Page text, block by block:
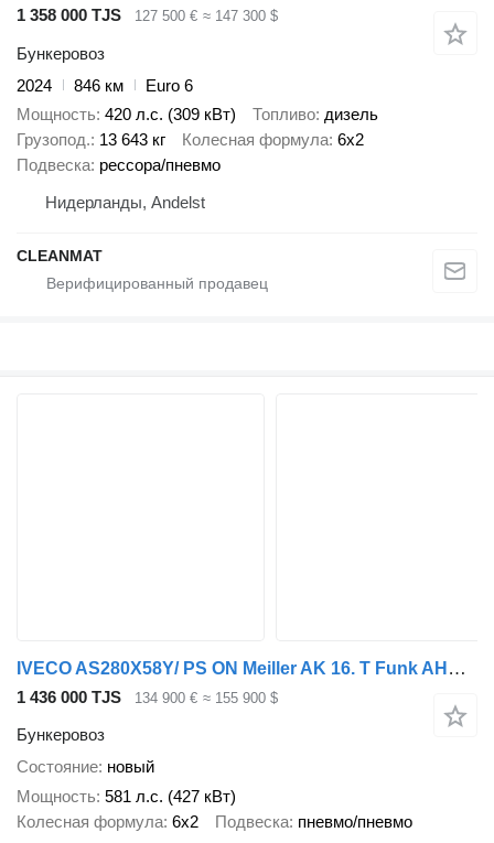
1 358 000 TJS 127 500 € ≈ 147 300 $
Бункеровоз
2024
846 км
Euro 6
Мощность 420 л.с. (309 кВт) Топливо дизель
Грузопод. 13 643 кг Колесная формула 6x2
Подвеска рессора/пневмо
Нидерланды, Andelst
CLEANMAT
IVECO AS280X58Y/ PS ON Meiller AK 16. T Funk AHK Cam
1 436 000 TJS 134 900 € ≈ 155 900 $
Бункеровоз
Состояние новый
Мощность 581 л.с. (427 кВт)
Колесная формула 6x2 Подвеска пневмо/пневмо